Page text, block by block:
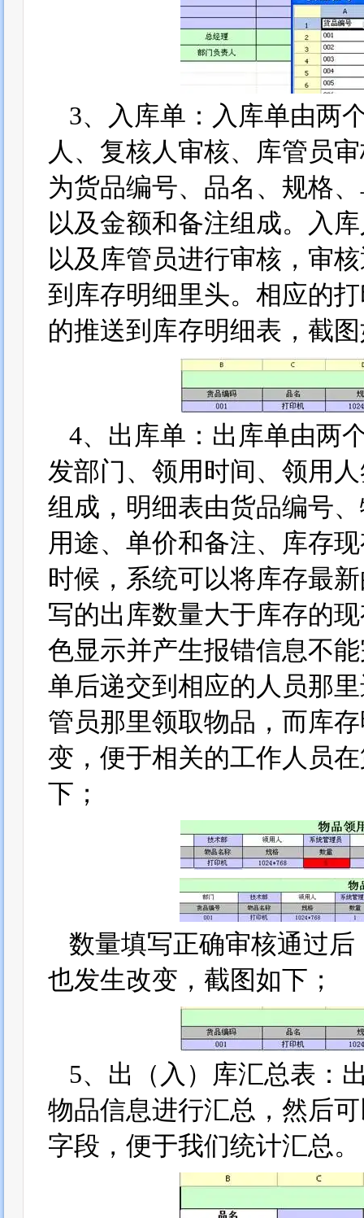
3、入库单：入库单由两
人、复核人审核、库管员
为货品编号、品名、规格
以及金额和备注组成。入
以及库管员进行审核，审
到库存明细里头。相应的
的推送到库存明细表，截
4、出库单：出库单由两
发部门、领用时间、领用
组成，明细表由货品编号
用途、单价和备注、库存
时候，系统可以将库存最
写的出库数量大于库存的
色显示并产生报错信息不
单后递交到相应的人员那
管员那里领取物品，而库
变，便于相关的工作人员
下；
数量填写正确审核通过
也发生改变，截图如下；
5、出（入）库汇总表：
物品信息进行汇总，然后
字段，便于我们统计汇总。